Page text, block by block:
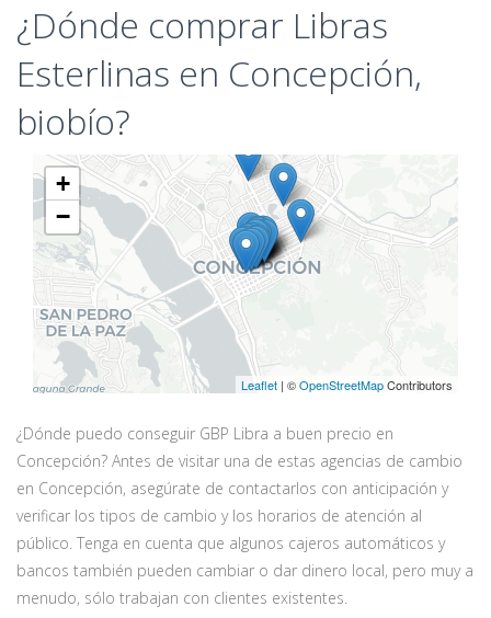
¿Dónde comprar Libras
Esterlinas en Concepción,
biobío?
+
−
Leaflet | ©OpenStreetMapContributors
¿Dónde puedo conseguir GBP Libra a buen precio en
Concepción? Antes de visitar una de estas agencias de cambio
en Concepción, asegúrate de contactarlos con anticipación y
verificar los tipos de cambio y los horarios de atención al
público. Tenga en cuenta que algunos cajeros automáticos y
bancos también pueden cambiar o dar dinero local, pero muy a
menudo, sólo trabajan con clientes existentes.